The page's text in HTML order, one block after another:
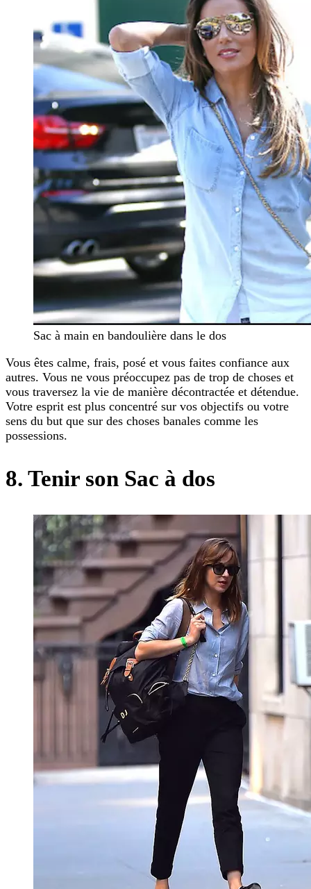
Sac à main en bandoulière dans le dos
Vous êtes calme, frais, posé et vous faites confiance aux
autres. Vous ne vous préoccupez pas de trop de choses et
vous traversez la vie de manière décontractée et détendue.
Votre esprit est plus concentré sur vos objectifs ou votre
sens du but que sur des choses banales comme les
possessions.
8. Tenir son Sac à dos